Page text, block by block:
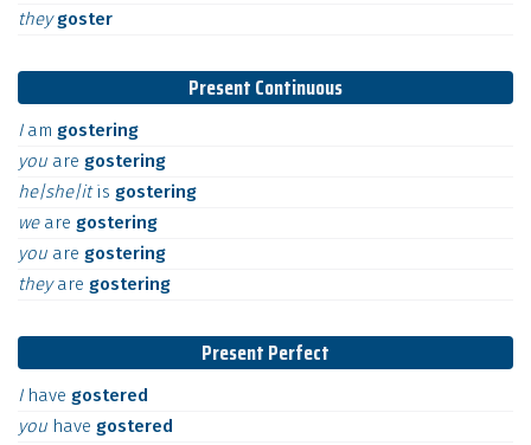
theygoster
Present Continuous
I am gostering
you are gostering
he|she|itis gostering
we are gostering
you are gostering
theyare gostering
Present Perfect
I have gostered
you have gostered